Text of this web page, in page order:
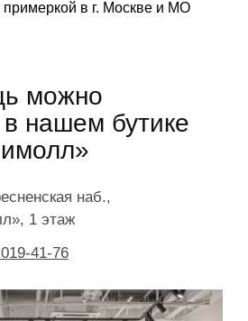
примеркой в г. Москве и МО